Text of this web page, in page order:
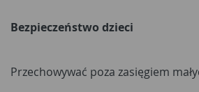
Bezpieczeństwo dzieci
Przechowywać poza zasięgiem